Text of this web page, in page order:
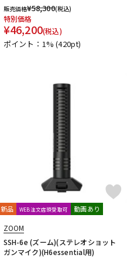
販売価格¥58,300(税込)
特別価格
¥46,200(税込)
ポイント：1%(420pt)
新品 WEB注文店頭受取可 動画あり
ZOOM
SSH-6e (ズーム)(ステレオショット
ガンマイク)(H6essential用)